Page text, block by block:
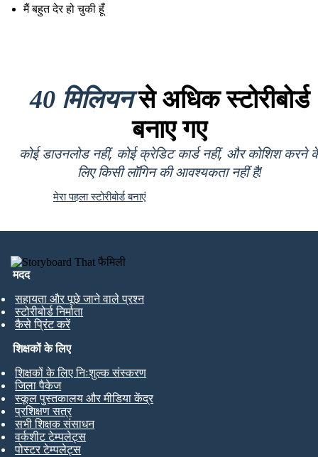
मैं बहुत देर हो चुकी हूँ
40 मिलियनसे अधिक स्टोरीबोर्ड
बनाए गए
कोई डाउनलोड नहीं, कोई क्रेडिट कार्ड नहीं, और कोशिश करने
लिए किसी लॉगिन की आवश्यकता नहीं है!
मेरा पहला स्टोरीबोर्ड बनाएं
मदद
सहायता और पूछे जाने वाले प्रश्न
स्टोरीबोर्ड निर्माता
कैसे प्रिंट करें
शिक्षकों के लिए
शिक्षकों के लिए निःशुल्क संस्करण
जिला पैकेज
स्कूल पुस्तकालय और मीडिया केंद्र
प्रशिक्षण सत्र
सभी शिक्षक संसाधन
वर्कशीट टेम्पलेट्स
पोस्टर टेम्पलेट्स